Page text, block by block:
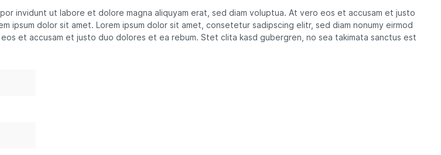
invidunt ut labore et dolore magna aliquyam erat, sed diam voluptua. At vero eos et accusam et justo
dolor sit amet. Lorem ipsum dolor sit amet, consetetur sadipscing elitr, sed diam nonumy eirmod
et accusam et justo duo dolores et ea rebum. Stet clita kasd gubergren, no sea takimata sanctus est